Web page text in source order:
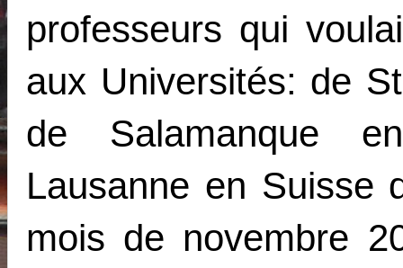
professeurs qui
aux Universités: de
de Salamanque
Lausanne en Suisse
mois de novembre